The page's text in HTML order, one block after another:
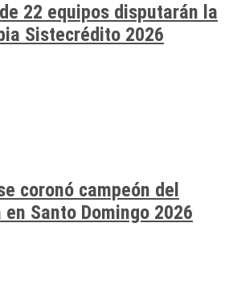
22 equipos disputarán la
Sistecrédito 2026
coronó campeón del
Santo Domingo 2026